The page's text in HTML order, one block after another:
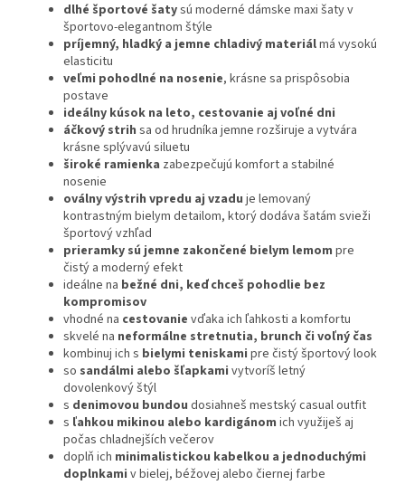
dlhé športové šatysú moderné dámske maxi šaty v
športovo-elegantnom štýle
príjemný, hladký a jemne chladivý materiálmá vysokú
elasticitu
veľmi pohodlné na nosenie, krásne sa prispôsobia
postave
ideálny kúsok na leto, cestovanie aj voľné dni
áčkový strih sa od hrudníka jemne rozširuje a vytvára
krásne splývavú siluetu
široké ramienka zabezpečujú komfort a stabilné
nosenie
oválny výstrih vpredu aj vzadu je lemovaný
kontrastným bielym detailom, ktorý dodáva šatám svieži
športový vzhľad
prieramky sú jemne zakončené bielym lemom pre
čistý a moderný efekt
ideálne na bežné dni, keď chceš pohodlie bez
kompromisov
vhodné na cestovanie vďaka ich ľahkosti a komfortu
skvelé na neformálne stretnutia, brunch či voľný čas
kombinuj ich s bielymi teniskami pre čistý športový look
so sandálmi alebo šľapkami vytvoríš letný
dovolenkový štýl
s denimovou bundou dosiahneš mestský casual outfit
s ľahkou mikinou alebo kardigánom ich využiješ aj
počas chladnejších večerov
doplň ich minimalistickou kabelkou a jednoduchými
doplnkami v bielej, béžovej alebo čiernej farbe